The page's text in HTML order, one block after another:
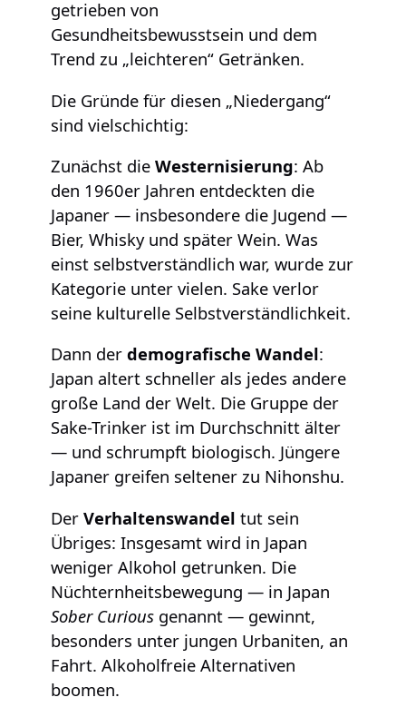
getrieben von
Gesundheitsbewusstsein und dem
Trend zu „leichteren“ Getränken.
Die Gründe für diesen „Niedergang“
sind vielschichtig:
Zunächst die Westernisierung: Ab
den 1960er Jahren entdeckten die
Japaner — insbesondere die Jugend —
Bier, Whisky und später Wein. Was
einst selbstverständlich war, wurde zur
Kategorie unter vielen. Sake verlor
seine kulturelle Selbstverständlichkeit.
Dann der demografische Wandel:
Japan altert schneller als jedes andere
große Land der Welt. Die Gruppe der
Sake-Trinker ist im Durchschnitt älter
— und schrumpft biologisch. Jüngere
Japaner greifen seltener zu Nihonshu.
Der Verhaltenswandel tut sein
Übriges: Insgesamt wird in Japan
weniger Alkohol getrunken. Die
Nüchternheitsbewegung — in Japan
Sober Curious genannt — gewinnt,
besonders unter jungen Urbaniten, an
Fahrt. Alkoholfreie Alternativen
boomen.